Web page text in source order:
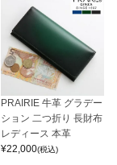
PRAIRIE 牛革 グラデー
ション 二つ折り 長財布
レディース 本革
¥22,000(税込)